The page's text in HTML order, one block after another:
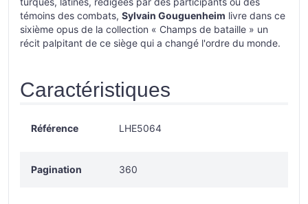
témoins des combats, Sylvain Gouguenheim livre dans ce
sixième opus de la collection « Champs de bataille » un
récit palpitant de ce siège qui a changé l'ordre du monde.
Caractéristiques
Référence LHE5064
Pagination 360